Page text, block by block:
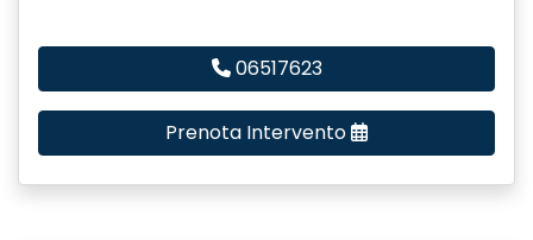
06517623
Prenota Intervento